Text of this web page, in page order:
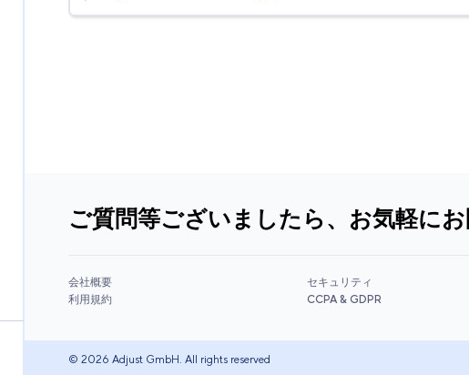
ご質問等ございましたら、お気軽に
会社概要 セキュリティ
利用規約
CCPA & GDPR
© 2026 Adjust GmbH. All rights reserved